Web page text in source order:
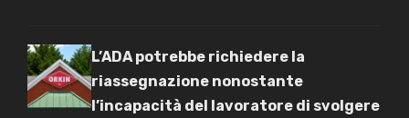
L’ADA potrebbe richiedere la
riassegnazione nonostante
l’incapacità del lavoratore di svolgere